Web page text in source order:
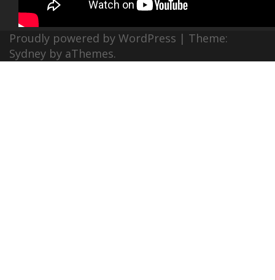
Proudly powered by WordPress | Theme:
Sydney by aThemes.